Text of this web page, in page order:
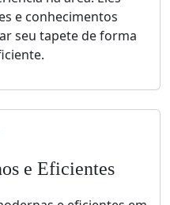
e conhecimentos
seu tapete de forma
e Eficientes